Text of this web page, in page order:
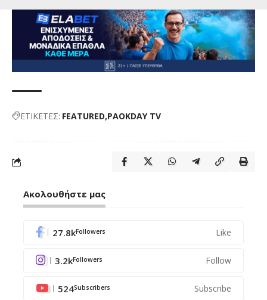
ΕΤΙΚΕΤΕΣ: FEATURED PAOKDAY TV
Ακολουθήστε μας
27.8kFollowers Like
3.2kFollowers Follow
524Subscribers Subscribe